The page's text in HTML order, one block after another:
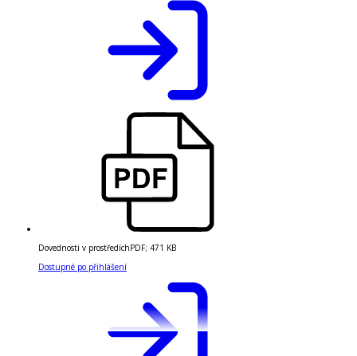
Dovednosti v prostředíchPDF; 471 KB
Dostupné po přihlášení